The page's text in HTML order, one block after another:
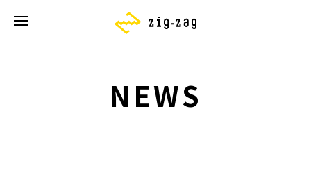
NEWS